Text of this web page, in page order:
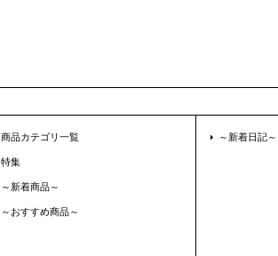
商品カテゴリ一覧
特集
～新着商品～
～おすすめ商品～
～新着日記～